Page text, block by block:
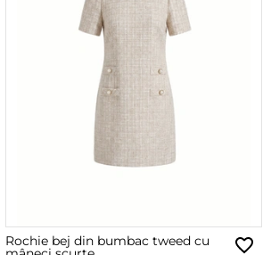
Rochie bej din bumbac tweed cu